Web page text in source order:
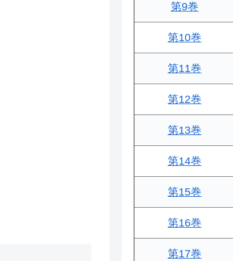
第9巻
第10巻
第11巻
第12巻
第13巻
第14巻
第15巻
第16巻
第17巻